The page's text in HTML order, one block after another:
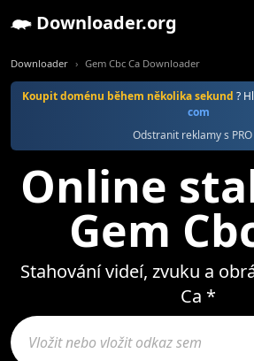
Downloader.org
Downloader Gem Cbc Ca Downloader
Koupit doménu během několika sekund ?
com
Odstranit reklamy s
Online
Gem
Stahování videí, zvuku a
Ca *